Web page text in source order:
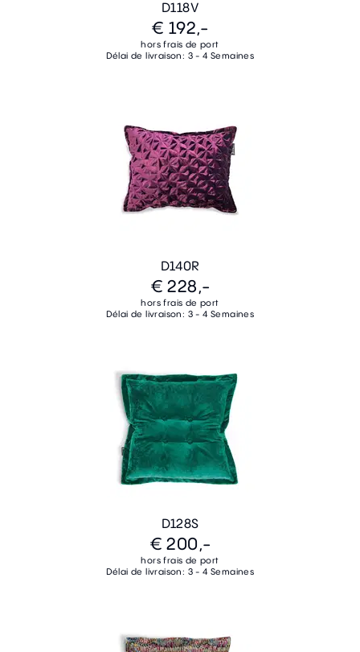
D118V
€ 192,-
hors frais de port
Délai de livraison: 3 - 4 Semaines
D140R
€ 228,-
hors frais de port
Délai de livraison: 3 - 4 Semaines
D128S
€ 200,-
hors frais de port
Délai de livraison: 3 - 4 Semaines